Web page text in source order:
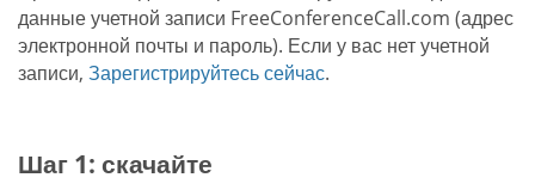
данные учетной записи FreeConferenceCall.com (адрес
электронной почты и пароль). Если у вас нет учетной
записи, Зарегистрируйтесь сейчас.
Шаг 1: скачайте